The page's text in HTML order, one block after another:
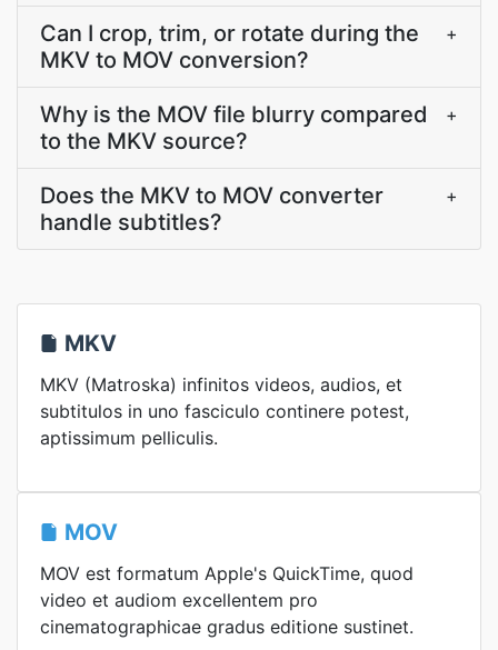
Can I crop, trim, or rotate during the
MKV to MOV conversion?
+
Why is the MOV file blurry compared
to the MKV source?
+
Does the MKV to MOV converter
handle subtitles?
+
MKV
MKV (Matroska) infinitos videos, audios, et
subtitulos in uno fasciculo continere potest,
aptissimum pelliculis.
MOV
MOV est formatum Apple's QuickTime, quod
video et audiom excellentem pro
cinematographicae gradus editione sustinet.